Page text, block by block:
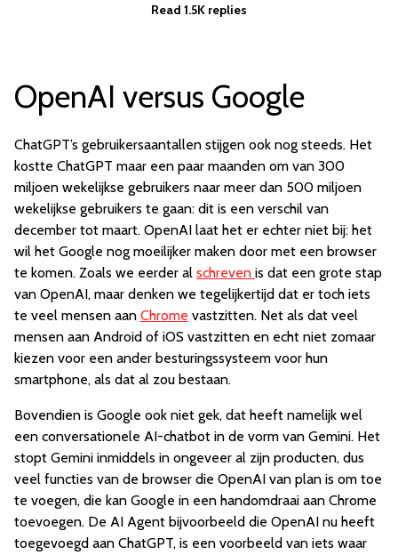
Read 1.5K replies
OpenAI versus Google
ChatGPT’s gebruikersaantallen stijgen ook nog steeds. Het
kostte ChatGPT maar een paar maanden om van 300
miljoen wekelijkse gebruikers naar meer dan 500 miljoen
wekelijkse gebruikers te gaan: dit is een verschil van
december tot maart. OpenAI laat het er echter niet bij: het
wil het Google nog moeilijker maken door met een browser
te komen. Zoals we eerder al schreven is dat een grote stap
van OpenAI, maar denken we tegelijkertijd dat er toch iets
te veel mensen aan Chrome vastzitten. Net als dat veel
mensen aan Android of iOS vastzitten en echt niet zomaar
kiezen voor een ander besturingssysteem voor hun
smartphone, als dat al zou bestaan.
Bovendien is Google ook niet gek, dat heeft namelijk wel
een conversationele AI-chatbot in de vorm van Gemini. Het
stopt Gemini inmiddels in ongeveer al zijn producten, dus
veel functies van de browser die OpenAI van plan is om toe
te voegen, die kan Google in een handomdraai aan Chrome
toevoegen. De AI Agent bijvoorbeeld die OpenAI nu heeft
toegevoegd aan ChatGPT, is een voorbeeld van iets waar